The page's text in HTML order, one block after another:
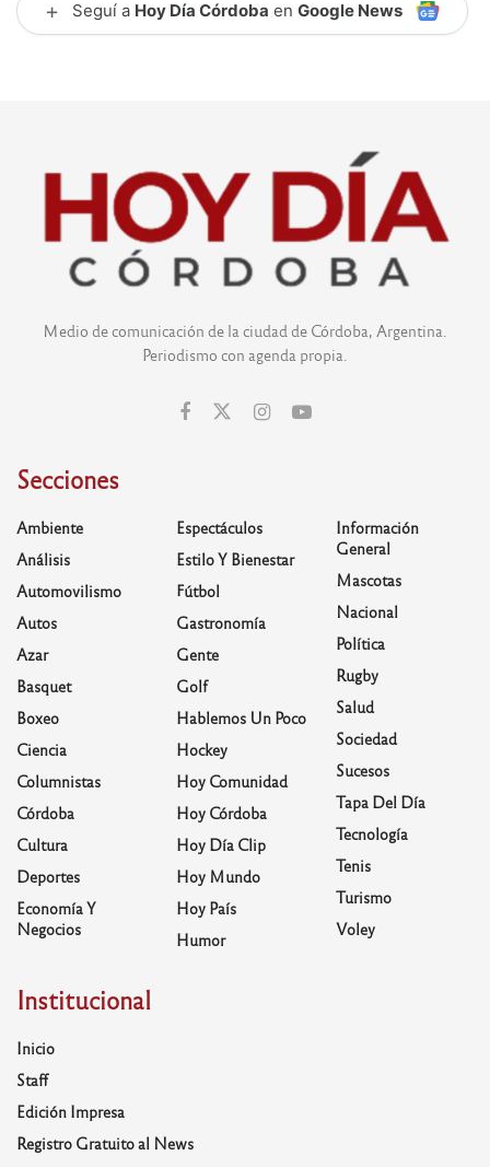
+ Seguí a Hoy Día Córdoba en Google News
Medio de comunicación de la ciudad de Córdoba, Argentina.
Periodismo con agenda propia.
Secciones
Ambiente
Análisis
Automovilismo
Autos
Azar
Basquet
Boxeo
Ciencia
Columnistas
Córdoba
Cultura
Deportes
Economía Y
Negocios
Espectáculos
Estilo Y Bienestar
Fútbol
Gastronomía
Gente
Golf
Hablemos Un Poco
Hockey
Hoy Comunidad
Hoy Córdoba
Hoy Día Clip
Hoy Mundo
Hoy País
Humor
Información
General
Mascotas
Nacional
Política
Rugby
Salud
Sociedad
Sucesos
Tapa Del Día
Tecnología
Tenis
Turismo
Voley
Institucional
Inicio
Staff
Edición Impresa
Registro Gratuito al News